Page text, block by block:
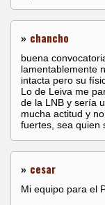
» chancho
buena
lamentablemente
intacta pero su
Lo de Leiva me
de la LNB y sería
mucha actitud y
fuertes, sea quien
» cesar
Mi equipo para el